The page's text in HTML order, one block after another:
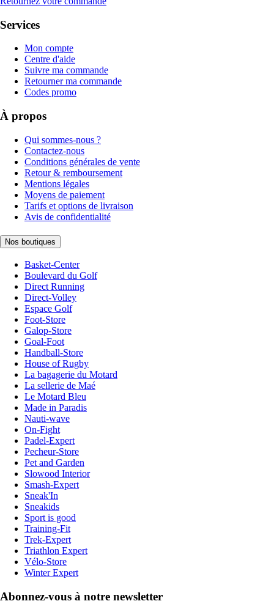
Services
Mon compte
Centre d'aide
Suivre ma commande
Retourner ma commande
Codes promo
À propos
Qui sommes-nous ?
Contactez-nous
Conditions générales de vente
Retour & remboursement
Mentions légales
Moyens de paiement
Tarifs et options de livraison
Avis de confidentialité
Nos boutiques
Basket-Center
Boulevard du Golf
Direct Running
Direct-Volley
Espace Golf
Foot-Store
Galop-Store
Goal-Foot
Handball-Store
House of Rugby
La bagagerie du Motard
La sellerie de Maé
Le Motard Bleu
Made in Paradis
Nauti-wave
On-Fight
Padel-Expert
Pecheur-Store
Pet and Garden
Slowood Interior
Smash-Expert
Sneak'In
Sneakids
Sport is good
Training-Fit
Trek-Expert
Triathlon Expert
Vélo-Store
Winter Expert
Abonnez-vous à notre newsletter